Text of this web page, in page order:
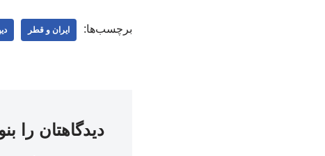
برچسب‌ها: ایران و قطر
دیدگاهتان را